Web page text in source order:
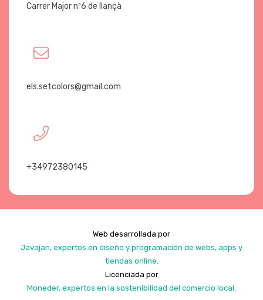
Carrer Major nº6 de llançà
els.setcolors@gmail.com
+34972380145
Web desarrollada por
Javajan, expertos en diseño y programación de webs, apps y
tiendas online.
Licenciada por
Moneder, expertos en la sostenibilidad del comercio local.